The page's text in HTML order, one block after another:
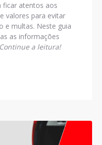
ficar atentos aos
valores para evitar
e multas. Neste guia
as informações
Continue a leitura!